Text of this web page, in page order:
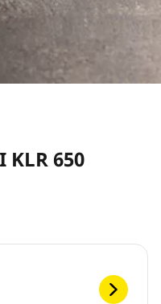
KLR 650